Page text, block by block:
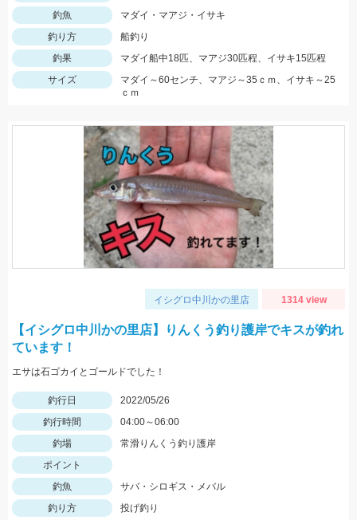
釣魚
マダイ・マアジ・イサキ
釣り方
船釣り
釣果
マダイ船中18匹、マアジ30匹程、イサキ15匹程
サイズ
マダイ～60センチ、マアジ～35ｃｍ、イサキ～25
ｃｍ
イシグロ中川かの里店 1314 view
【イシグロ中川かの里店】りんくう釣り護岸でキスが釣れ
ています！
エサは石ゴカイとゴールドでした！
釣行日
2022/05/26
釣行時間
04:00～06:00
釣場
常滑りんくう釣り護岸
ポイント
釣魚
サバ・シロギス・メバル
釣り方
投げ釣り